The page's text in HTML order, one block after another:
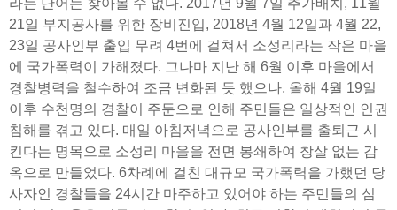
라는 단어는 찾아볼 수 없다. 2017년 9월 7일 추가배치, 11월
21일 부지공사를 위한 장비진입, 2018년 4월 12일과 4월 22,
23일 공사인부 출입 무려 4번에 걸쳐서 소성리라는 작은 마을
에 국가폭력이 가해졌다. 그나마 지난 해 6월 이후 마을에서
경찰병력을 철수하여 조금 변화된 듯 했으나, 올해 4월 19일
이후 수천명의 경찰이 주둔으로 인해 주민들은 일상적인 인권
침해를 겪고 있다. 매일 아침저녁으로 공사인부를 출퇴근 시
킨다는 명목으로 소성리 마을을 전면 봉쇄하여 창살 없는 감
옥으로 만들었다. 6차례에 걸친 대규모 국가폭력을 가했던 당
사자인 경찰들을 24시간 마주하고 있어야 하는 주민들의 심